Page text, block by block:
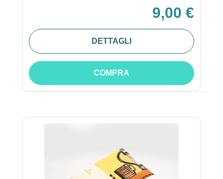
9,00 €
DETTAGLI
COMPRA